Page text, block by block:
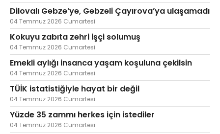
Dilovalı Gebze’ye, Gebzeli Çayırova’ya ulaşamadı
04 Temmuz 2026 Cumartesi
Kokuyu zabıta zehri işçi solumuş
04 Temmuz 2026 Cumartesi
Emekli aylığı insanca yaşam koşuluna çekilsin
04 Temmuz 2026 Cumartesi
TÜİK istatistiğiyle hayat bir değil
04 Temmuz 2026 Cumartesi
Yüzde 35 zammı herkes için istediler
04 Temmuz 2026 Cumartesi